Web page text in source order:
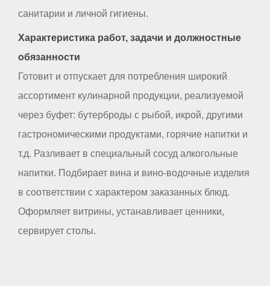
санитарии и личной гигиены.
Характеристика работ, задачи и должностные
обязанности
Готовит и отпускает для потребления широкий
ассортимент кулинарной продукции, реализуемой
через буфет: бутерброды с рыбой, икрой, другими
гастрономическими продуктами, горячие напитки и
т.д. Разливает в специальный сосуд алкогольные
напитки. Подбирает вина и вино-водочные изделия
в соответствии с характером заказанных блюд.
Оформляет витрины, устанавливает ценники,
сервирует столы.